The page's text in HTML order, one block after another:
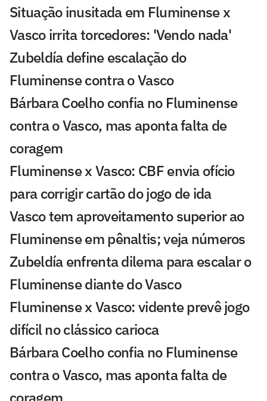
Situação inusitada em Fluminense x
Vasco irrita torcedores: 'Vendo nada'
Zubeldía define escalação do
Fluminense contra o Vasco
Bárbara Coelho confia no Fluminense
contra o Vasco, mas aponta falta de
coragem
Fluminense x Vasco: CBF envia ofício
para corrigir cartão do jogo de ida
Vasco tem aproveitamento superior ao
Fluminense em pênaltis; veja números
Zubeldía enfrenta dilema para escalar o
Fluminense diante do Vasco
Fluminense x Vasco: vidente prevê jogo
difícil no clássico carioca
Bárbara Coelho confia no Fluminense
contra o Vasco, mas aponta falta de